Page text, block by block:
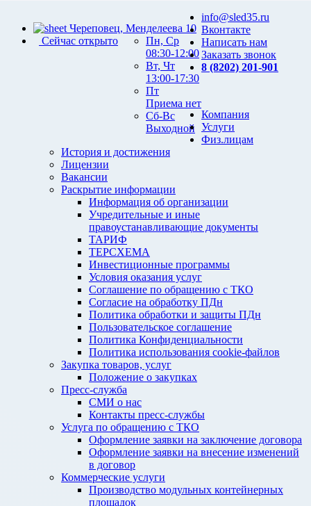
Череповец, Менделеева 10
Сейчас открыто
Пн, Ср
08:30-12:00
Вт, Чт
13:00-17:30
Пт
Приема нет
Сб-Вс
Выходной
info@sled35.ru
Вконтакте
Написать нам
Заказать звонок
8 (8202) 201-901
Компания
История и достижения
Лицензии
Вакансии
Раскрытие информации
Информация об организации
Учредительные и иные
правоустанавливающие документы
ТАРИФ
ТЕРСХЕМА
Инвестиционные программы
Условия оказания услуг
Соглашение по обращению с ТКО
Согласие на обработку ПДн
Политика обработки и защиты ПДн
Пользовательское соглашение
Политика Конфиденциальности
Политика использования cookie-файлов
Закупка товаров, услуг
Положение о закупках
Пресс-служба
СМИ о нас
Контакты пресс-службы
Услуги
Услуга по обращению с ТКО
Оформление заявки на заключение договора
Оформление заявки на внесение изменений
в договор
Коммерческие услуги
Производство модульных контейнерных
площадок
Физ.лицам